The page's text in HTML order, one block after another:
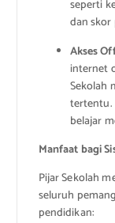
seperti
dan skor
Akses
internet
Sekolah
tertentu.
belajar
Manfaat bagi
Pijar Sekolah
seluruh
pendidikan: